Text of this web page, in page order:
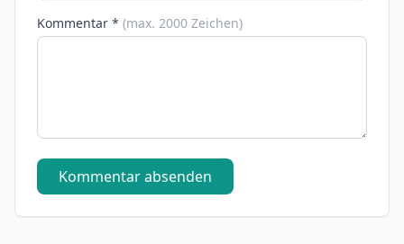
Kommentar * (max. 2000 Zeichen)
Kommentar absenden